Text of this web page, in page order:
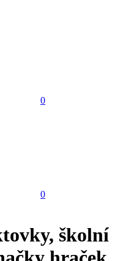
0
0
školní